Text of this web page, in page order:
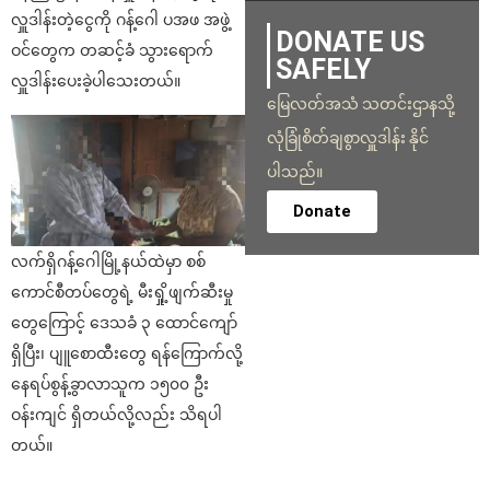
လှူဒါန်းတဲ့ငွေကို ဂန့်ဂေါ ပအဖ အဖွဲ့
ဝင်တွေက တဆင့်ခံ သွားရောက်
လှူဒါန်းပေးခဲ့ပါသေးတယ်။
လက်ရှိဂန့်‌ဂေါမြို့နယ်ထဲမှာ စစ်
ကောင်စီတပ်တွေရဲ့ မီးရှို့ဖျက်ဆီးမှု
တွေကြောင့် ဒေသခံ ၃ ထောင်ကျော်
ရှိပြီး၊ ပျူစောထီးတွေ ရန်‌ကြောက်လို့
နေရပ်စွန့်ခွာလာသူက ၁၅၀၀ ဦး
ဝန်းကျင် ရှိတယ်လို့လည်း သိရပါ
တယ်။
DONATE US
SAFELY
မြေလတ်အသံ သတင်းဌာနသို့
လုံခြုံစိတ်ချစွာလှူဒါန်း နိုင်
ပါသည်။
Donate